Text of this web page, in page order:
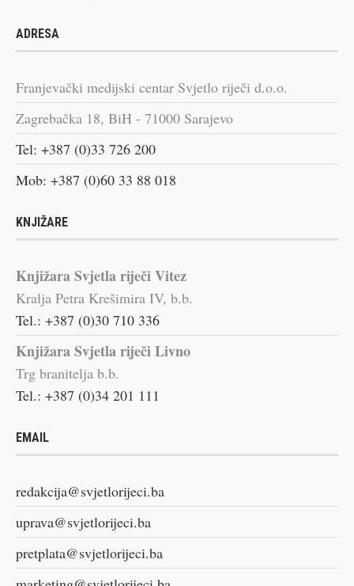
ADRESA
Franjevački medijski centar Svjetlo riječi d.o.o.
Zagrebačka 18, BiH - 71000 Sarajevo
Tel: +387 (0)33 726 200
Mob: +387 (0)60 33 88 018
KNJIŽARE
Knjižara Svjetla riječi Vitez
Kralja Petra Krešimira IV, b.b.
Tel.: +387 (0)30 710 336
Knjižara Svjetla riječi Livno
Trg branitelja b.b.
Tel.: +387 (0)34 201 111
EMAIL
redakcija@svjetlorijeci.ba
uprava@svjetlorijeci.ba
pretplata@svjetlorijeci.ba